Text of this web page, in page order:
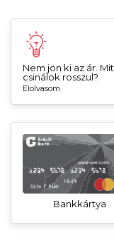
Nem jön ki az ár. Mit
csinálok rosszul?
Elolvasom
Bankkártya